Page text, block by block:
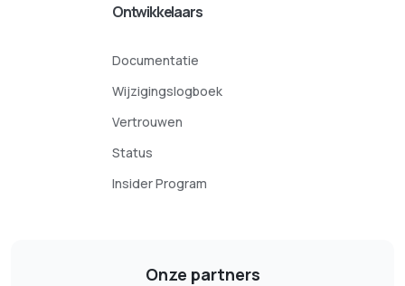
Ontwikkelaars
Documentatie
Wijzigingslogboek
Vertrouwen
Status
Insider Program
Onze partners